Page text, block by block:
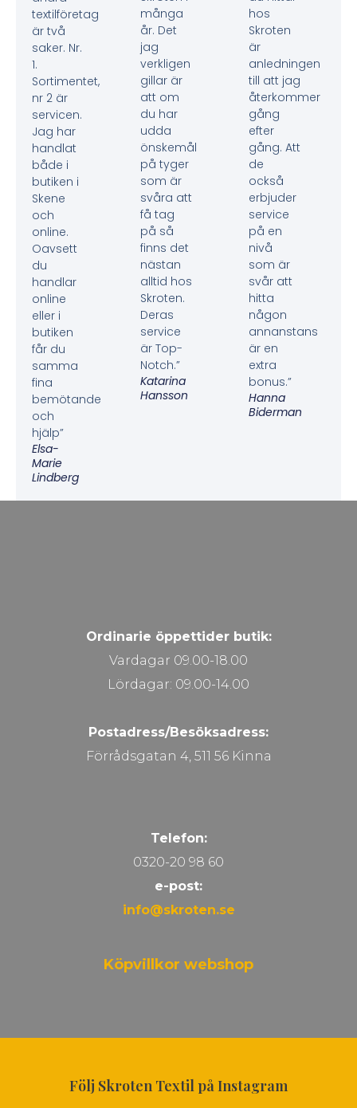
textilföretag
är två
saker. Nr.
1.
Sortimentet,
nr 2 är
servicen.
Jag har
handlat
både i
butiken i
Skene
och
online.
Oavsett
du
handlar
online
eller i
butiken
får du
samma
fina
bemötande
och
hjälp”
Elsa-
Marie
Lindberg
många
år. Det
jag
verkligen
gillar är
att om
du har
udda
önskemål
på tyger
som är
svåra att
få tag
på så
finns det
nästan
alltid hos
Skroten.
Deras
service
är Top-
Notch.”
Katarina
Hansson
hos
Skroten
är
anledningen
till att jag
återkommer
gång
efter
gång. Att
de
också
erbjuder
service
på en
nivå
som är
svår att
hitta
någon
annanstans
är en
extra
bonus.”
Hanna
Biderman
Ordinarie öppettider butik:
Vardagar 09.00-18.00
Lördagar: 09.00-14.00
Postadress/Besöksadress:
Förrådsgatan 4, 511 56 Kinna
Telefon:
0320-20 98 60
e-post:
info@skroten.se
Köpvillkor webshop
Följ Skroten Textil på Instagram